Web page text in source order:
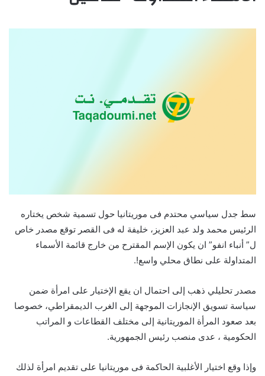
سط جدل سياسي محتدم فى موريتانيا حول تسمية شخص يختاره
الرئيس محمد ولد عبد العزيز، خليفة له فى القصر توقع مصدر خاص
ل” أنباء انفو” ان يكون الإسم المقترح من خارج قائمة الأسماء
المتداولة على نطاق محلي واسع!.
مصدر تحليلي ذهب إلى احتمال ان يقع الإختيار على امرأة ضمن
سياسة تسويق الإنجازات الموجهة إلى الغرب الديمقراطي، خصوصا
بعد صعود المرأة الموريتانية إلى مختلف القطاعات و المراتب
الحكومية ، عدى منصب رئيس الجمهورية.
وإذا وقع اختيار الأغلبية الحاكمة فى موريتانيا على تقديم امرأة لذلك